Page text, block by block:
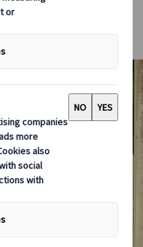
in dieser